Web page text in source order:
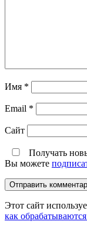
Имя *
Email *
Сайт
Получать
Вы можете
Этот сайт
как